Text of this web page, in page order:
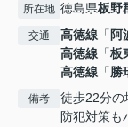
所在地 徳島県板野
交通 高徳線 「 阿
高徳線 「板
高徳線 「勝
備考
徒歩22分
防犯対策